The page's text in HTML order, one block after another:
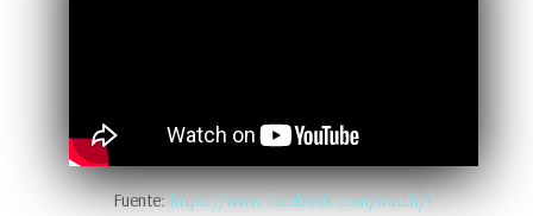
Fuente:https://www.facebook.com/watch/?